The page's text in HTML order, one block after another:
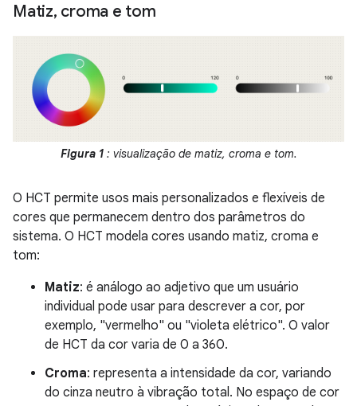
Matiz, croma e tom
Figura 1 : visualização de matiz, croma e tom.
O HCT permite usos mais personalizados e flexíveis de
cores que permanecem dentro dos parâmetros do
sistema. O HCT modela cores usando matiz, croma e
tom:
Matiz: é análogo ao adjetivo que um usuário
individual pode usar para descrever a cor, por
exemplo, "vermelho" ou "violeta elétrico". O valor
de HCT da cor varia de 0 a 360.
Croma: representa a intensidade da cor, variando
do cinza neutro à vibração total. No espaço de cor